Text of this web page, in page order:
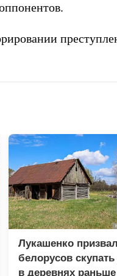
Лукашенко призвал
белорусов
в деревнях раньше